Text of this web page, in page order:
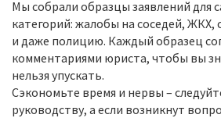
Мы собрали образцы заявлений для
категорий: жалобы на соседей, ЖКХ,
и даже полицию. Каждый образец
комментариями юриста, чтобы вы
нельзя упускать.
Сэкономьте время и нервы –
руководству, а если возникнут